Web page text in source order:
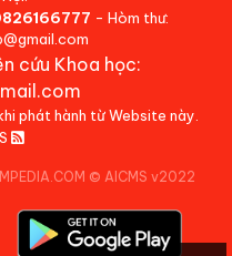
- Hòm thư:
cứu Khoa học:
phát hành từ Website này.
© AICMS v2022